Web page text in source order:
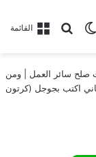
القائمةبحث عن
الوضع المظلم
صلح سائر العمل | ومن
اكتب بجوجل (كرتون